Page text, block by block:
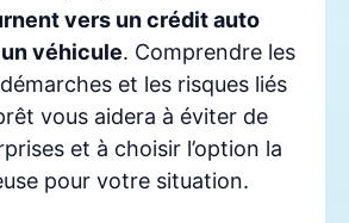
vers un crédit auto
véhicule. Comprendre les
et les risques liés
vous aidera à éviter de
et à choisir l’option la
pour votre situation.